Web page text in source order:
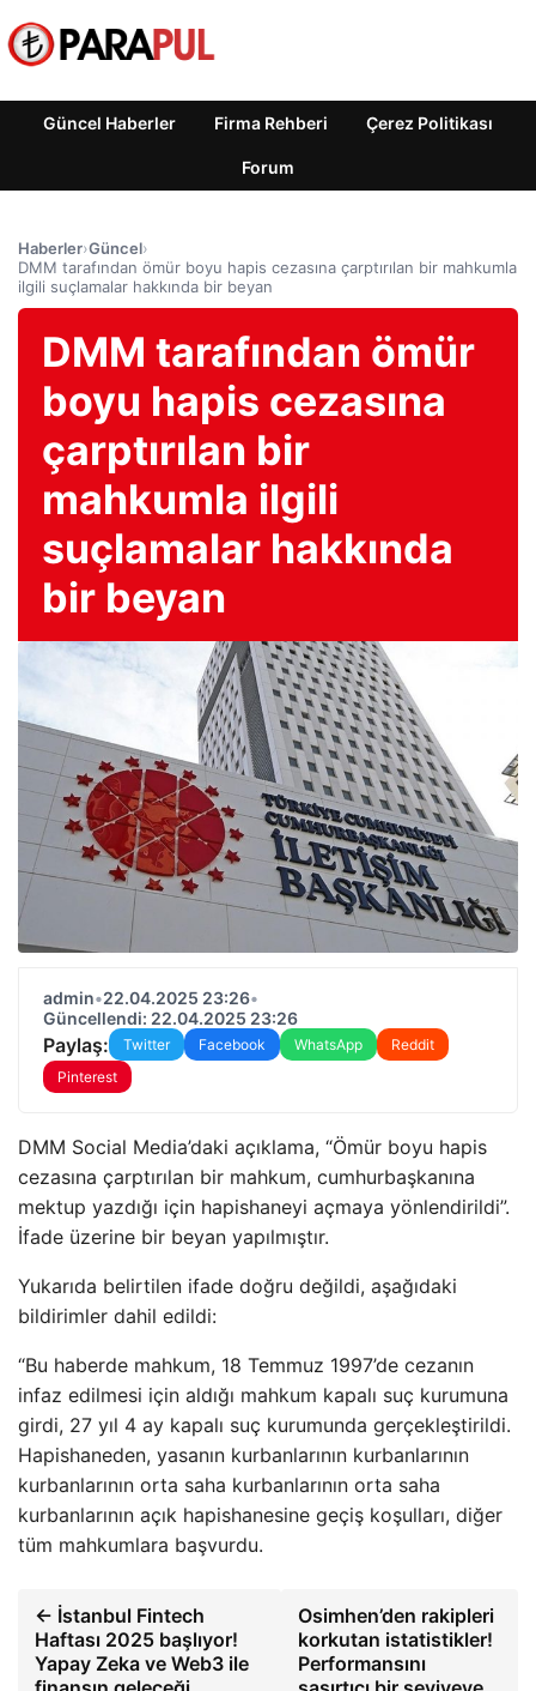
Güncel Haberler Firma Rehberi Çerez Politikası
Forum
Haberler›Güncel›
DMM tarafından ömür boyu hapis cezasına çarptırılan bir mahkumla
ilgili suçlamalar hakkında bir beyan
DMM tarafından ömür
boyu hapis cezasına
çarptırılan bir
mahkumla ilgili
suçlamalar hakkında
bir beyan
admin•22.04.2025 23:26•
Güncellendi: 22.04.2025 23:26
Paylaş: Twitter Facebook WhatsApp
Reddit
Pinterest
DMM Social Media’daki açıklama, “Ömür boyu hapis
cezasına çarptırılan bir mahkum, cumhurbaşkanına
mektup yazdığı için hapishaneyi açmaya yönlendirildi”.
İfade üzerine bir beyan yapılmıştır.
Yukarıda belirtilen ifade doğru değildi, aşağıdaki
bildirimler dahil edildi:
“Bu haberde mahkum, 18 Temmuz 1997’de cezanın
infaz edilmesi için aldığı mahkum kapalı suç kurumuna
girdi, 27 yıl 4 ay kapalı suç kurumunda gerçekleştirildi.
Hapishaneden, yasanın kurbanlarının kurbanlarının
kurbanlarının orta saha kurbanlarının orta saha
kurbanlarının açık hapishanesine geçiş koşulları, diğer
tüm mahkumlara başvurdu.
← İstanbul Fintech
Haftası 2025 başlıyor!
Yapay Zeka ve Web3 ile
Osimhen’den rakipleri
korkutan istatistikler!
Performansını